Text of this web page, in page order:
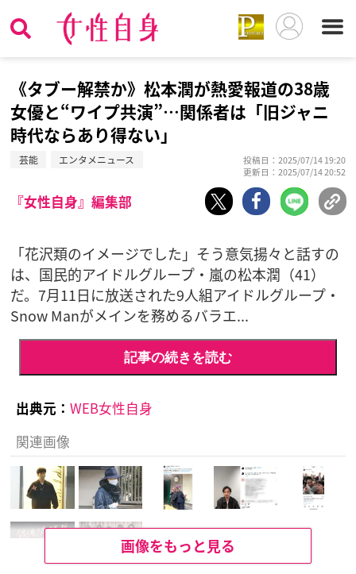
《タブー解禁か》松本潤が熱愛報道の38歳
女優と“ワイプ共演”…関係者は「旧ジャニ
時代ならあり得ない」
芸能 エンタメニュース
投稿日：2025/07/14 19:20
更新日：2025/07/14 20:52
『女性自身』編集部
「花沢類のイメージでした」そう意気揚々と話すの
は、国民的アイドルグループ・嵐の松本潤（41）
だ。7月11日に放送された9人組アイドルグループ・
Snow Manがメインを務めるバラエ...
記事の続きを読む
出典元： WEB女性自身
関連画像
画像をもっと見る